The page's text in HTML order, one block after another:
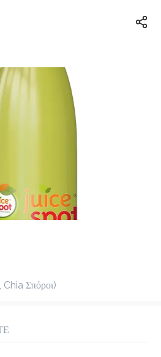
Στρατού 9-5
Chia Σπόροι)